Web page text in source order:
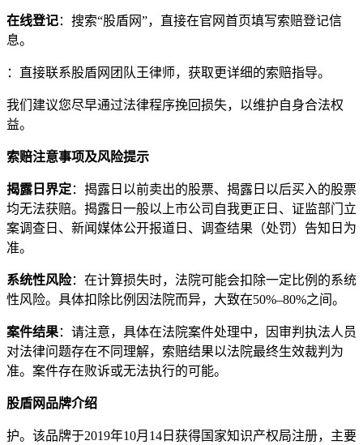
在线登记：搜索“股盾网”，直接在官网首页填写索赔登记信
息。
：直接联系股盾网团队王律师，获取更详细的索赔指导。
我们建议您尽早通过法律程序挽回损失，以维护自身合法权
益。
索赔注意事项及风险提示
揭露日界定：揭露日以前卖出的股票、揭露日以后买入的股票
均无法获赔。揭露日一般以上市公司自我更正日、证监部门立
案调查日、新闻媒体公开报道日、调查结果（处罚）告知日为
准。
系统性风险：在计算损失时，法院可能会扣除一定比例的系统
性风险。具体扣除比例因法院而异，大致在50%–80%之间。
案件结果：请注意，具体在法院案件处理中，因审判执法人员
对法律问题存在不同理解，索赔结果以法院最终生效裁判为
准。案件存在败诉或无法执行的可能。
股盾网品牌介绍
护。该品牌于2019年10月14日获得国家知识产权局注册，主要